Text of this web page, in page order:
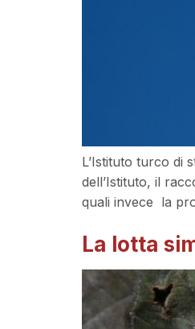
L’Istituto turco di
dell’Istituto, il
quali invece la
La lotta